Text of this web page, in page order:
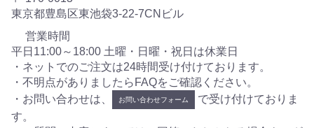
東京都豊島区東池袋3-22-7CNビル
営業時間
平日11:00～18:00 土曜・日曜・祝日は休業日
・ネットでのご注文は24時間受け付けております。
・不明点がありましたらFAQをご確認ください。
・お問い合わせは、
お問い合わせフォーム
で受け付けておりま
す。